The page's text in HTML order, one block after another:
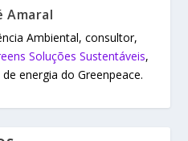
Amaral
Ambiental, consultor,
Soluções Sustentáveis,
energia do Greenpeace.